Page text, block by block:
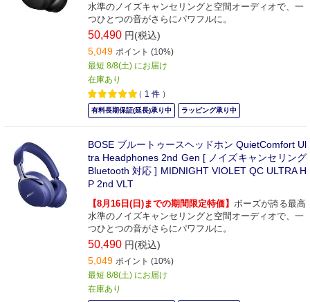
水準のノイズキャンセリングと空間オーディオで、一
つひとつの音がさらにパワフルに。
50,490 円(税込)
5,049 ポイント (10%)
最短 8/8(土) にお届け
在庫あり
（ 1 件 ）
有料長期保証(延長)承り中 ラッピング承り中
BOSE ブルートゥースヘッドホン QuietComfort Ul
tra Headphones 2nd Gen [ ノイズキャンセリング
Bluetooth 対応 ] MIDNIGHT VIOLET QC ULTRA H
P 2nd VLT
【8月16日(日)までの期間限定特価】 ボーズが誇る最高
水準のノイズキャンセリングと空間オーディオで、一
つひとつの音がさらにパワフルに。
50,490 円(税込)
5,049 ポイント (10%)
最短 8/8(土) にお届け
在庫あり